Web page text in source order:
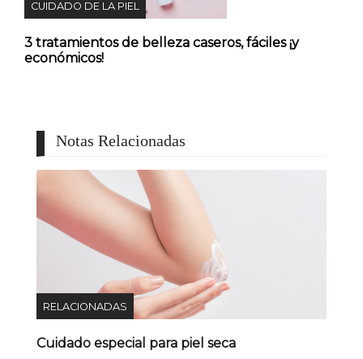
CUIDADO DE LA PIEL
3 tratamientos de belleza caseros, fáciles ¡y
económicos!
Notas Relacionadas
RELACIONADAS
Cuidado especial para piel seca